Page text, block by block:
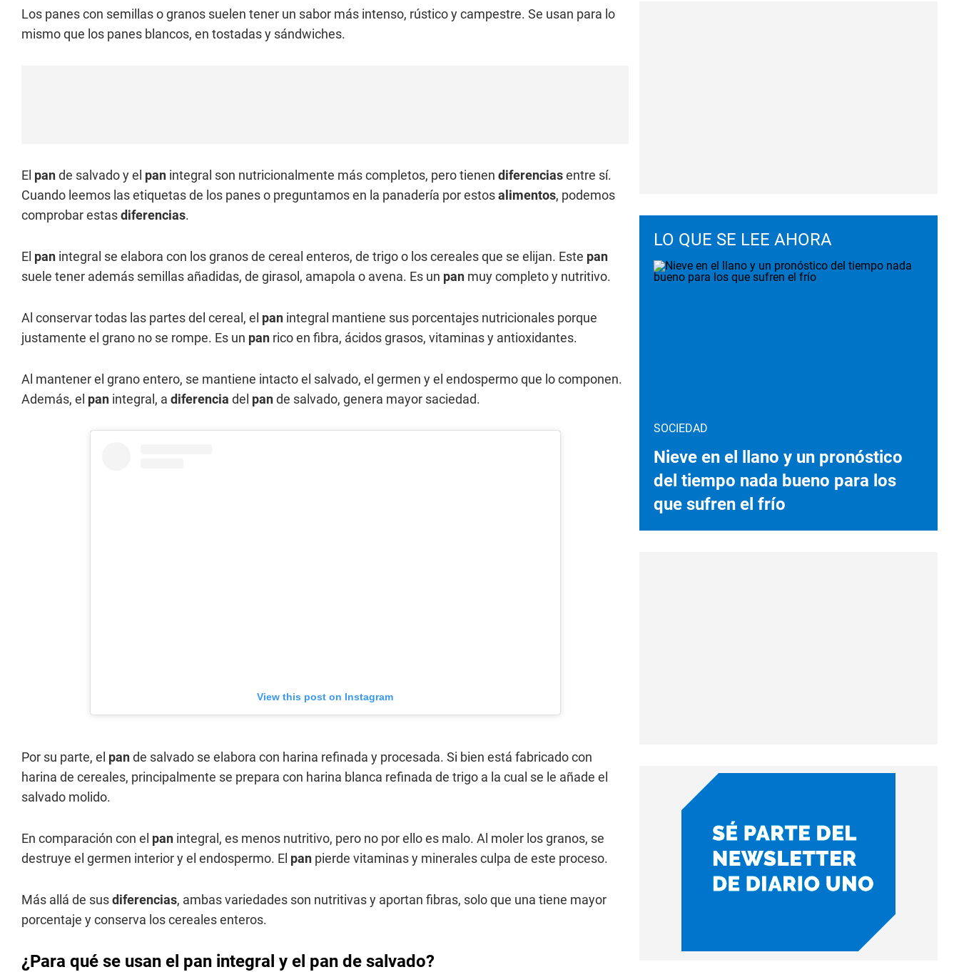
Los panes con semillas o granos suelen tener un sabor más intenso, rústico y campestre. Se usan para lo
mismo que los panes blancos, en tostadas y sándwiches.
El pande salvado y el pan integral son nutricionalmente más completos, pero tienen diferenciasentre sí.
Cuando leemos las etiquetas de los panes o preguntamos en la panadería por estosalimentos, podemos
comprobar estasdiferencias.
El pan integral se elabora con los granos de cereal enteros, de trigo o los cereales que se elijan. Este pan
suele tener además semillas añadidas, de girasol, amapola o avena. Es un pan muy completo y nutritivo.
Al conservar todas las partes del cereal, el pan integral mantiene sus porcentajes nutricionales porque
justamente el grano no se rompe. Es un pan rico en fibra, ácidos grasos, vitaminas y antioxidantes.
Al mantener el grano entero, se mantiene intacto el salvado, el germen y el endospermo que lo componen.
Además, el pan integral, a diferencia del pande salvado, genera mayor saciedad.
View this post on Instagram
Por su parte, el pande salvado se elabora con harina refinada y procesada. Si bien está fabricado con
harina de cereales, principalmente se prepara con harina blanca refinada de trigo a la cual se le añade el
salvado molido.
En comparación con el pan integral, es menos nutritivo, pero no por ello es malo. Al moler los granos, se
destruye el germen interior y el endospermo. El pan pierde vitaminas y minerales culpa de este proceso.
Más allá de susdiferencias, ambas variedades son nutritivas y aportan fibras, solo que una tiene mayor
porcentaje y conserva los cereales enteros.
¿Para qué se usan el pan integral y el pan de salvado?
LO QUE SE LEE AHORA
SOCIEDAD
Nieve en el llano y un pronóstico
del tiempo nada bueno para los
que sufren el frío